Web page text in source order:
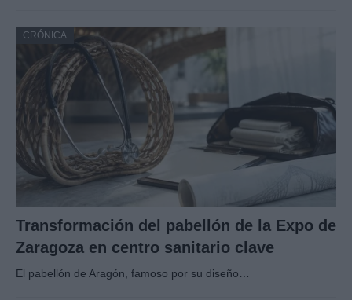
CRÓNICA
Transformación del pabellón de la Expo de
Zaragoza en centro sanitario clave
El pabellón de Aragón, famoso por su diseño…